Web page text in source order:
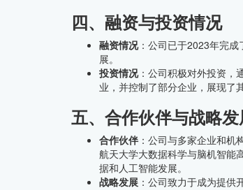
四、融资与投资情况
融资情况：公司已于2023年完成
展。
投资情况：公司积极对外投资，
业，并控制了部分企业，展现了
五、合作伙伴与战略发
合作伙伴 ：公司与多家企业和
航天大学大数据科学与脑机智能
据和人工智能发展。
战略发展 ：公司致力于成为提